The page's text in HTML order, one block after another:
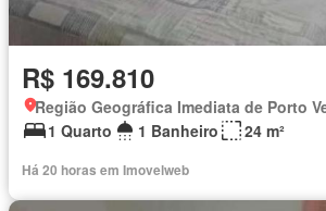
R$ 169.810
Região Geográfica Imediata de Porto
1 Quarto
1 Banheiro 24 m²
Há 20 horas em Imovelweb